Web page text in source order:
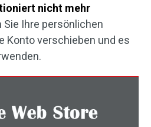
nicht mehr
Ihre persönlichen
Konto verschieben und es